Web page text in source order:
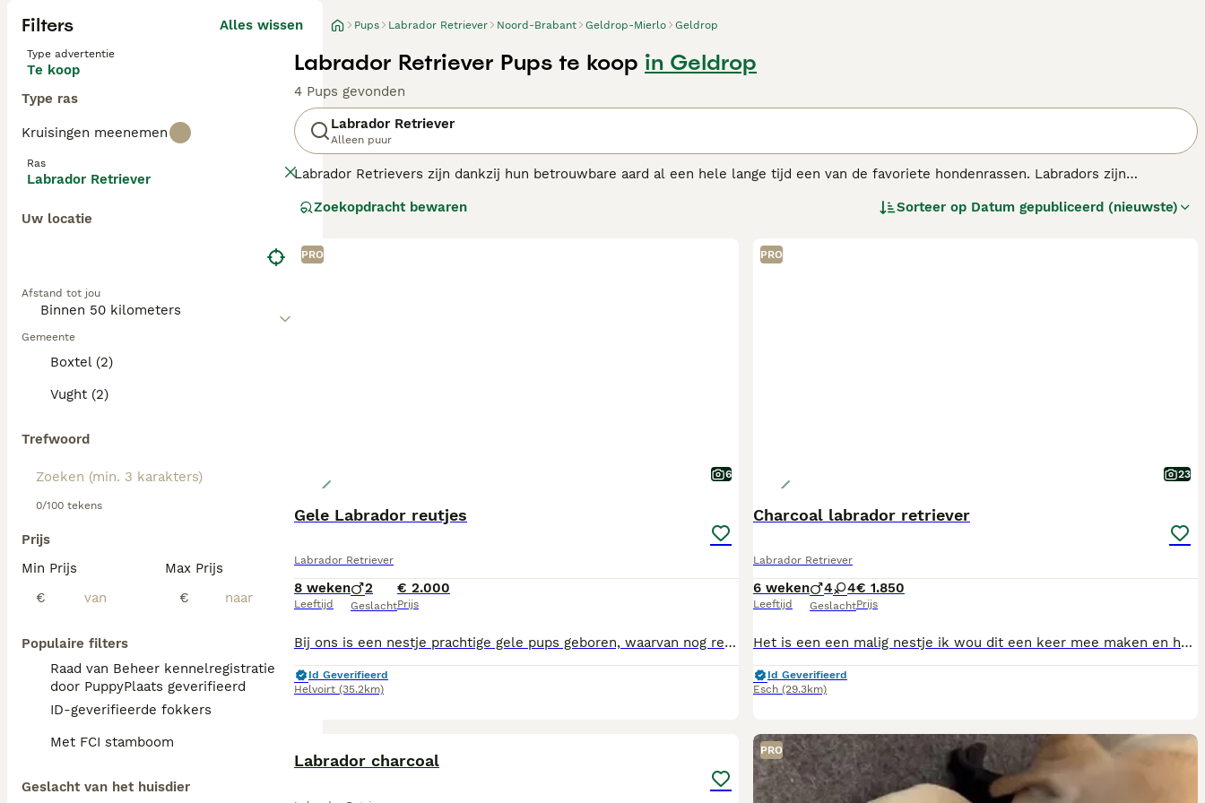
Filters Alles wissen
Type advertentie
Te koop
Type ras
Kruisingen meenemen
Ras
Labrador Retriever
Uw locatie
Afstand tot jou
Gemeente
Boxtel (2)
Vught (2)
Trefwoord
0/100 tekens
Prijs
Min Prijs
€
Max Prijs
€
Populaire filters
Raad van Beheer kennelregistratie
door PuppyPlaats geverifieerd
ID-geverifieerde fokkers
Met FCI stamboom
Geslacht van het huisdier
Pups Labrador Retriever Noord-Brabant Geldrop-Mierlo Geldrop
Labrador Retriever Pups te koop in Geldrop
4 Pups gevonden
Labrador Retriever
Alleen puur
Labrador Retrievers zijn dankzij hun betrouwbare aard al een hele lange tijd een van de favoriete hondenrassen. Labradors zijn
De Labrador Retriever gedijt net zo goed in een huiselijke omgeving als naast zijn baasje in het veld.
Lees onze voor informatie over dit hondenras.
Zoekopdracht bewaren Sorteer op Datum gepubliceerd (nieuwste)
PRO
6
Gele Labrador reutjes
Labrador Retriever
8 weken
Leeftijd
2
Geslacht
€ 2.000
Prijs
Bij ons is een nestje prachtige gele pups geboren, waarvan nog reutjes beschikbaar zijn om het nest omstreeks 7 augustus te verlaten. De ouders zijn onze eigen multi kampioen Wahnahnish Simply Sensational (Harvey) en Wymeswold Antonella (Nel) Beide ouderdieren voldoen ruimschoots aan de door de rasvereniging (Labrador kring Nederland) gestelde gezondheidseisen. Ouderdieren zijn vrij bevonden van HD, ED, en oogaandoeningen. Ook zijn de ouders onderzocht op diverse genetische aandoeningen zoals PRA, EIC, HNPK zodat de pups deze niet zullen krijgen. De pups groeien op in huiselijke kring en worden gesocialiseerd met de geluiden van alledag, grote en kleine honden, katten, en allerlei mensen en kinderen. De pups zijn in de eerste plaats geschikt als geweldige gezinshonden. Maar tevens zijn er diverse van bij ons geboren pups actief als hulphond of blindengeleidehond. Wanneer de pups het nest verlaten zijn ze vanzelfsprekend gechipt en gecontroleerd door de Raad van beheer en hebben ze een FCI STAMBOOM en dna profiel. Ook zijn ze gecontroleerd door de dierenarts, gevaccineerd en ontwormd volgens schema en in het bezit van een Europees paspoort. En krijgen ze een puppypakket met o.a. een knuffel met nestgeur en een maand gratis verzekering mee. Ook kunt u altijd terecht voor hulp of advies. Vragen of interesse? Neem gerust contact op. De pups mogen vanaf 7 augustus nest verlaten, we hebben nog twee reutjes.
Id Geverifieerd
Helvoirt (35.2km)
PRO
23
Charcoal labrador retriever
Labrador Retriever
6 weken
Leeftijd
4 4
Geslacht
€ 1.850
Prijs
Het is een een malig nestje ik wou dit een keer mee maken en het is super leuk druk maar heel leuk om ze opzien te groeien ieder heeft een eigen karakter heel leuk moeder is er supergoed en lief voor Ik hoop dat ze een super lief baasje krijgen en dat ze ern fijn leven krijgen We hebben nog ern hond meer en we houden er ook ern van de puppy's
Id Geverifieerd
Esch (29.3km)
Labrador charcoal
PRO